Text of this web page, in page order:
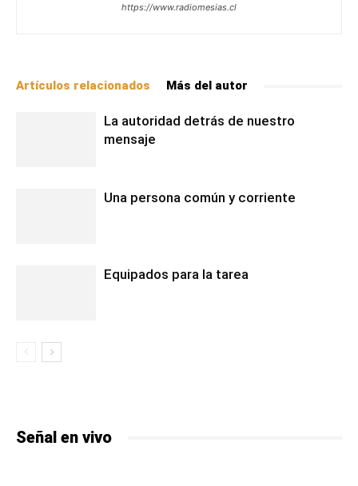
https://www.radiomesias.cl
Artículos relacionados Más del autor
La autoridad detrás de nuestro
mensaje
Una persona común y corriente
Equipados para la tarea
Señal en vivo